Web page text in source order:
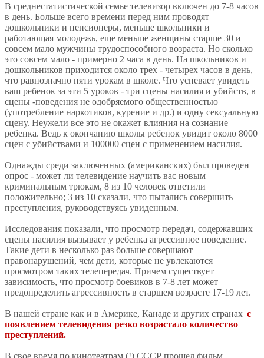
В среднестатистической семье телевизор включен до 7-8 часов
в день. Больше всего времени перед ним проводят
дошкольники и пенсионеры, меньше школьники и
работающая молодежь, еще меньше женщины старше 30 и
совсем мало мужчины трудоспособного возраста. Но сколько
это совсем мало - примерно 2 часа в день. На школьников и
дошкольников приходится около трех - четырех часов в день,
что равнозначно пяти урокам в школе. Что успевает увидеть
ваш ребенок за эти 5 уроков - три сцены насилия и убийств, в
сцены -поведения не одобряемого общественностью
(употребление наркотиков, курение и др.) и одну сексуальную
сцену. Неужели все это не окажет влияния на сознание
ребенка. Ведь к окончанию школы ребенок увидит около 8000
сцен с убийствами и 100000 сцен с применением насилия.
Однажды среди заключенных (американских) был проведен
опрос - может ли телевидение научить вас новым
криминальным трюкам, 8 из 10 человек ответили
положительно; 3 из 10 сказали, что пытались совершить
преступления, руководствуясь увиденным.
Исследования показали, что просмотр передач, содержавших
сцены насилия вызывает у ребенка агрессивное поведение.
Такие дети в несколько раз больше совершают
правонарушений, чем дети, которые не увлекаются
просмотром таких телепередач. Причем существует
зависимость, что просмотр боевиков в 7-8 лет может
предопределить агрессивность в старшем возрасте 17-19 лет.
В нашей стране как и в Америке, Канаде и других странах с
появлением телевидения резко возрастало количество
преступлений.
В свое время по кинотеатрам (!) СССР прошел фильм